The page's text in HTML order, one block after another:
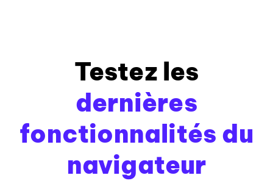
Testez les
dernières
fonctionnalités du
navigateur